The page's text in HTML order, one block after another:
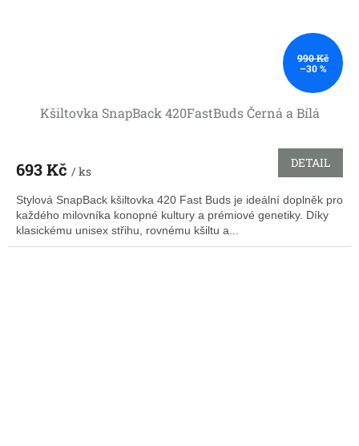
990 Kč
–30 %
Kšiltovka SnapBack 420FastBuds Černá a Bílá
693 Kč / ks
DETAIL
Stylová SnapBack kšiltovka 420 Fast Buds je ideální doplněk pro
každého milovníka konopné kultury a prémiové genetiky. Díky
klasickému unisex střihu, rovnému kšiltu a...